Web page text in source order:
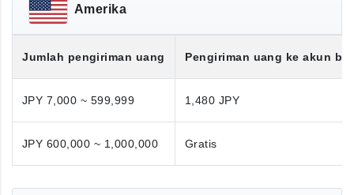
Amerika
Jumlah pengiriman uang Pengiriman uang ke akun
JPY 7,000 ~ 599,999 1,480 JPY
JPY 600,000 ~ 1,000,000 Gratis